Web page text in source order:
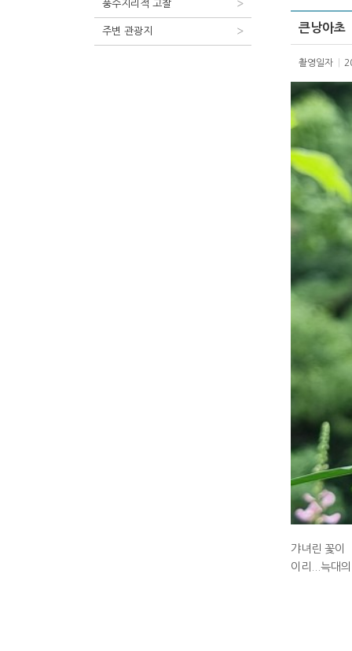
풍수지리적 고찰
주변 관광지 큰낭아초
촬영일자
갸녀린 꽃이
이리...늑대